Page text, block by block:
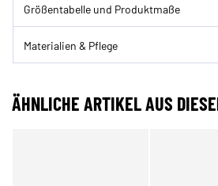
Größentabelle und Produktmaße
Materialien & Pflege
ÄHNLICHE ARTIKEL AUS